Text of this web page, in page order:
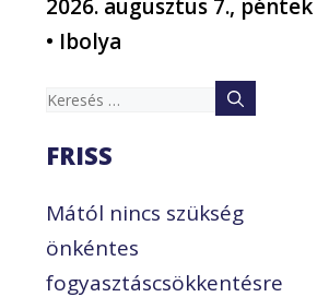
2026. augusztus 7., péntek
• Ibolya
Keresés:
FRISS
Mától nincs szükség
önkéntes
fogyasztáscsökkentésre